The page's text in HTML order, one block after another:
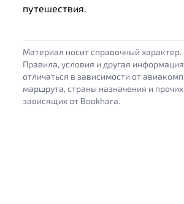
путешествия.
Материал носит справочный характер.
Правила, условия и другая
отличаться в зависимости от
маршрута, страны назначения и
зависящих от Bookhara.